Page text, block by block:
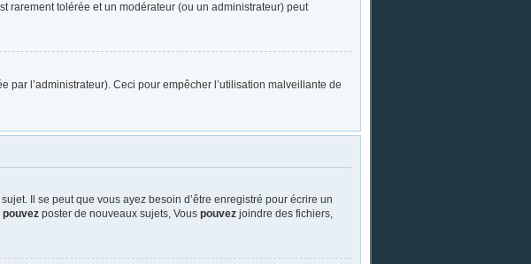
rarement tolérée et un modérateur (ou un administrateur) peut
par l’administrateur). Ceci pour empêcher l’utilisation malveillante de
Il se peut que vous ayez besoin d’être enregistré pour écrire un
pouvez poster de nouveaux sujets, Vous pouvez joindre des fichiers,